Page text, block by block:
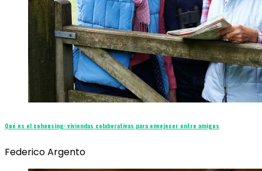
Qué es el cohousing: viviendas colaborativas para envejecer entre amigos
Federico Argento